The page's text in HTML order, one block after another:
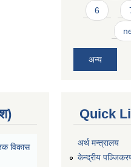
6
अन्य
विकास
Quick
अर्थ मन्त्रालय
केन्द्रीय